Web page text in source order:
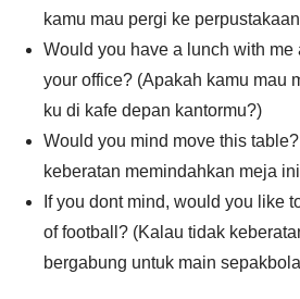
kamu mau pergi ke
Would you have a lunch with me
your office? (Apakah kamu mau
ku di kafe depan kantormu?)
Would you mind move this
keberatan memindahkan meja
If you dont mind, would you like
of football? (Kalau tidak
bergabung untuk main